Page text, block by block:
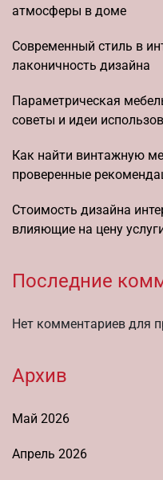
атмосферы в доме
Современный стиль в
лаконичность дизайна
Параметрическая
советы и идеи
Как найти винтажную
проверенные
Стоимость дизайна
влияющие на цену
Последние
Нет комментариев для
Архив
Май 2026
Апрель 2026